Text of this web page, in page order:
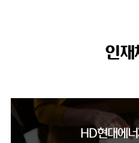
인재
HD현대에